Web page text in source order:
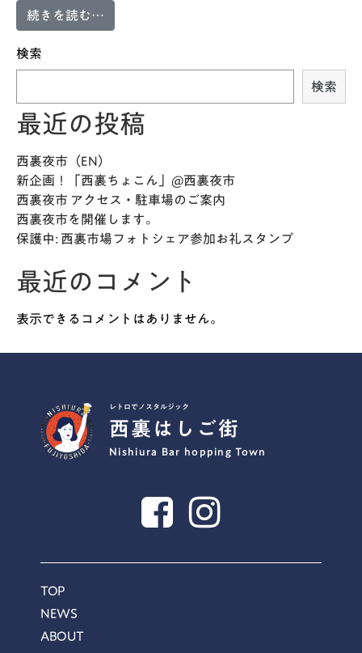
続きを読む…
検索
検索
最近の投稿
西裏夜市（EN）
新企画！「西裏ちょこん」@西裏夜市
西裏夜市 アクセス・駐車場のご案内
西裏夜市を開催します。
保護中: 西裏市場フォトシェア参加お礼スタンプ
最近のコメント
表示できるコメントはありません。
レトロでノスタルジック
西裏はしご街
Nishiura Bar hopping Town
TOP
NEWS
ABOUT